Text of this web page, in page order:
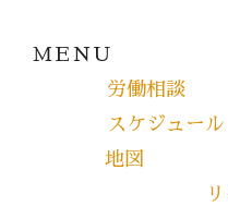
ＭＥＮＵ
労働相談
スケジュール
地図